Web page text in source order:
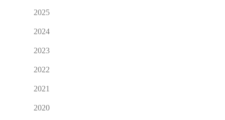
2025
2024
2023
2022
2021
2020